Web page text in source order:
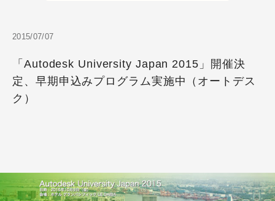
2015/07/07
「Autodesk University Japan 2015」開催決
定、早期申込みプログラム実施中（オートデス
ク）